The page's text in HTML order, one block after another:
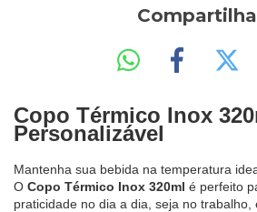
Copo Térmico Inox
Personalizável
Mantenha sua bebida na temperatura
O Copo Térmico Inox 320ml é perfeito
praticidade no dia a dia, seja no trabalho,